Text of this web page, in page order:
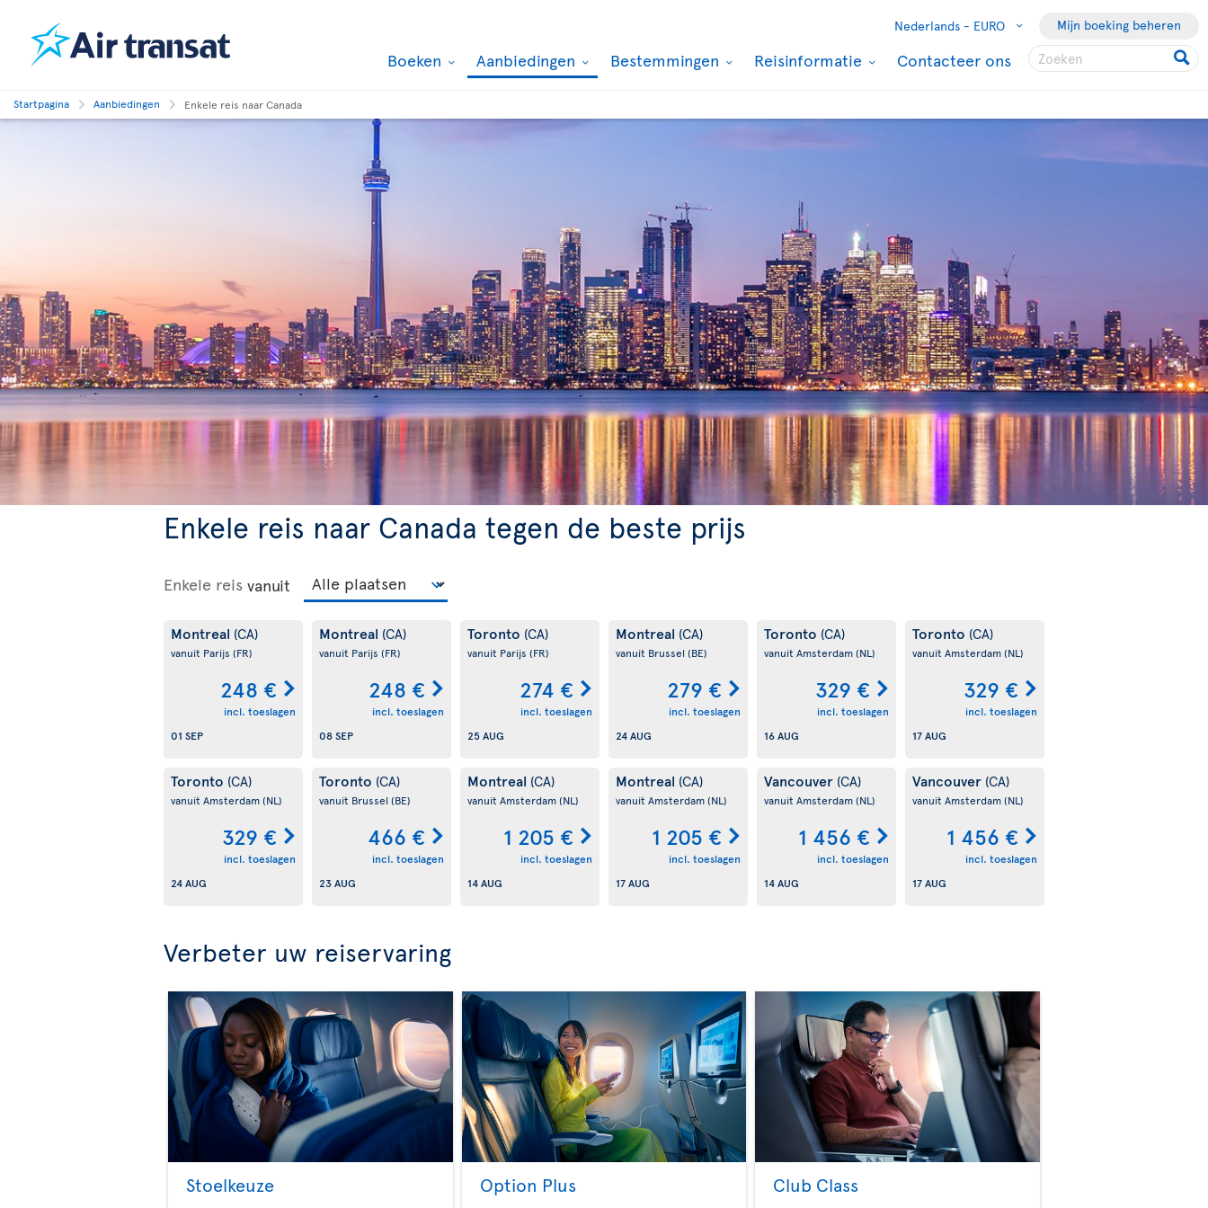
Nederlands - EURO Mijn boeking beheren
Boeken Aanbiedingen Bestemmingen Reisinformatie Contacteer ons
Startpagina Aanbiedingen Enkele reis naar Canada
Enkele reis naar Canada tegen de beste prijs
Enkele reis vanuit
Montreal (CA)
vanuit Parijs (FR)
248 €
incl. toeslagen
01 SEP
Montreal (CA)
vanuit Parijs (FR)
248 €
incl. toeslagen
08 SEP
Toronto (CA)
vanuit Parijs (FR)
274 €
incl. toeslagen
25 AUG
Montreal (CA)
vanuit Brussel (BE)
279 €
incl. toeslagen
24 AUG
Toronto (CA)
vanuit Amsterdam(NL)
329 €
incl. toeslagen
16 AUG
Toronto (CA)
vanuit Amsterdam(NL)
329 €
incl. toeslagen
17 AUG
Toronto (CA)
vanuit Amsterdam(NL)
329 €
incl. toeslagen
24 AUG
Toronto (CA)
vanuit Brussel (BE)
466 €
incl. toeslagen
23 AUG
Montreal (CA)
vanuit Amsterdam(NL)
1 205 €
incl. toeslagen
14 AUG
Montreal (CA)
vanuit Amsterdam(NL)
1 205 €
incl. toeslagen
17 AUG
Vancouver (CA)
vanuit Amsterdam(NL)
1 456 €
incl. toeslagen
14 AUG
Vancouver (CA)
vanuit Amsterdam(NL)
1 456 €
incl. toeslagen
17 AUG
Verbeter uw reiservaring
Stoelkeuze Option Plus Club Class